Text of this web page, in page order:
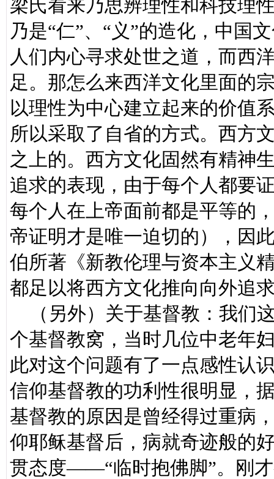
梁氏看来乃思辨理性和科技理
乃是“仁”、“义”的造化，中国
人们内心寻求处世之道，而西
足。那怎么来西洋文化里面的
以理性为中心建立起来的价值
所以采取了自省的方式。西方
之上的。西方文化固然有精神
追求的表现，由于每个人都要
每个人在上帝面前都是平等的
帝证明才是唯一迫切的），因
伯所著《新教伦理与资本主义
都足以将西方文化推向向外追
（另外）关于基督教：我们
个基督教窝，当时几位中老年
此对这个问题有了一点感性认
信仰基督教的功利性很明显，
基督教的原因是曾经得过重病
仰耶稣基督后，病就奇迹般的
贯态度——“临时抱佛脚”。刚